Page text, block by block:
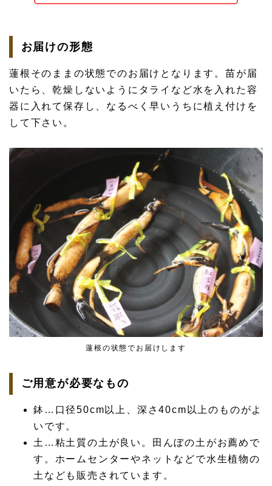
お届けの形態
蓮根そのままの状態でのお届けとなります。苗が届
いたら、乾燥しないようにタライなど水を入れた容
器に入れて保存し、なるべく早いうちに植え付けを
して下さい。
蓮根の状態でお届けします
ご用意が必要なもの
鉢…口径50cm以上、深さ40cm以上のものがよ
いです。
土…粘土質の土が良い。田んぼの土がお薦めで
す。ホームセンターやネットなどで水生植物の
土なども販売されています。